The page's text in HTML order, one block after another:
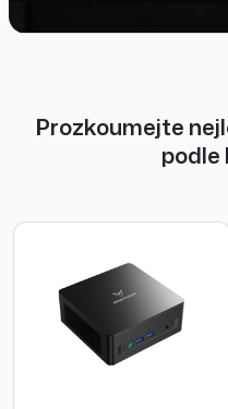
Prozkoumejte
podle